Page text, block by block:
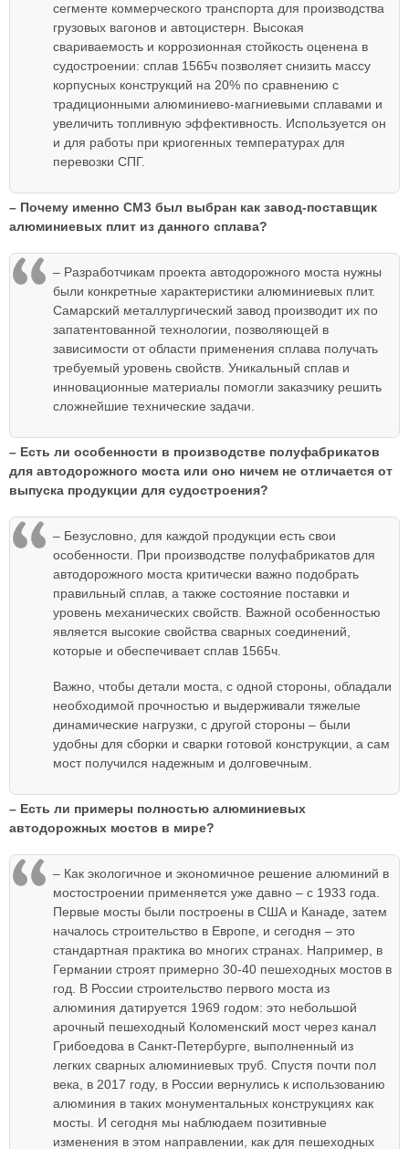
сегменте коммерческого транспорта для производства
грузовых вагонов и автоцистерн. Высокая
свариваемость и коррозионная стойкость оценена в
судостроении: сплав 1565ч позволяет снизить массу
корпусных конструкций на 20% по сравнению с
традиционными алюминиево-магниевыми сплавами и
увеличить топливную эффективность. Используется он
и для работы при криогенных температурах для
перевозки СПГ.
– Почему именно СМЗ был выбран как завод-поставщик
алюминиевых плит из данного сплава?
– Разработчикам проекта автодорожного моста нужны
были конкретные характеристики алюминиевых плит.
Самарский металлургический завод производит их по
запатентованной технологии, позволяющей в
зависимости от области применения сплава получать
требуемый уровень свойств. Уникальный сплав и
инновационные материалы помогли заказчику решить
сложнейшие технические задачи.
– Есть ли особенности в производстве полуфабрикатов
для автодорожного моста или оно ничем не отличается от
выпуска продукции для судостроения?
– Безусловно, для каждой продукции есть свои
особенности. При производстве полуфабрикатов для
автодорожного моста критически важно подобрать
правильный сплав, а также состояние поставки и
уровень механических свойств. Важной особенностью
является высокие свойства сварных соединений,
которые и обеспечивает сплав 1565ч.
Важно, чтобы детали моста, с одной стороны, обладали
необходимой прочностью и выдерживали тяжелые
динамические нагрузки, с другой стороны – были
удобны для сборки и сварки готовой конструкции, а сам
мост получился надежным и долговечным.
– Есть ли примеры полностью алюминиевых
автодорожных мостов в мире?
– Как экологичное и экономичное решение алюминий в
мостостроении применяется уже давно – с 1933 года.
Первые мосты были построены в США и Канаде, затем
началось строительство в Европе, и сегодня – это
стандартная практика во многих странах. Например, в
Германии строят примерно 30-40 пешеходных мостов в
год. В России строительство первого моста из
алюминия датируется 1969 годом: это небольшой
арочный пешеходный Коломенский мост через канал
Грибоедова в Санкт-Петербурге, выполненный из
легких сварных алюминиевых труб. Спустя почти пол
века, в 2017 году, в России вернулись к использованию
алюминия в таких монументальных конструкциях как
мосты. И сегодня мы наблюдаем позитивные
изменения в этом направлении, как для пешеходных